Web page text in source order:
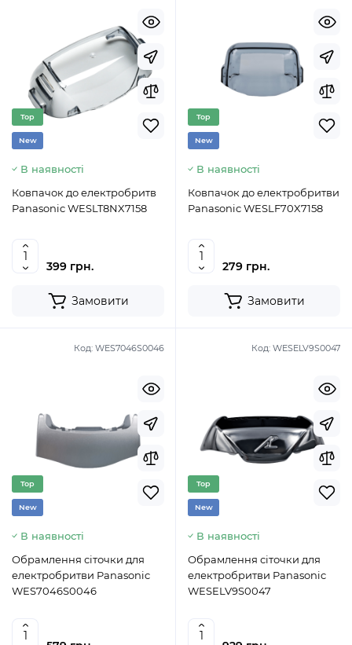
Top
New
В наявності
Ковпачок до електробритв
Panasonic WESLT8NX7158
399 грн.
Замовити
Top
New
В наявності
Ковпачок до електробритви
Panasonic WESLF70X7158
279 грн.
Замовити
Код: WES7046S0046
Top
New
В наявності
Обрамлення сіточки для
електробритви Panasonic
WES7046S0046
Код: WESELV9S0047
Top
New
В наявності
Обрамлення сіточки для
електробритви Panasonic
WESELV9S0047